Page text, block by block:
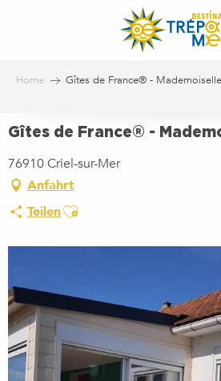
Home Gîtes de France® - Mademoiselle
Gîtes de France® -
76910 Criel-sur-Mer
Anfahrt
TeilenAjouter aux favoris